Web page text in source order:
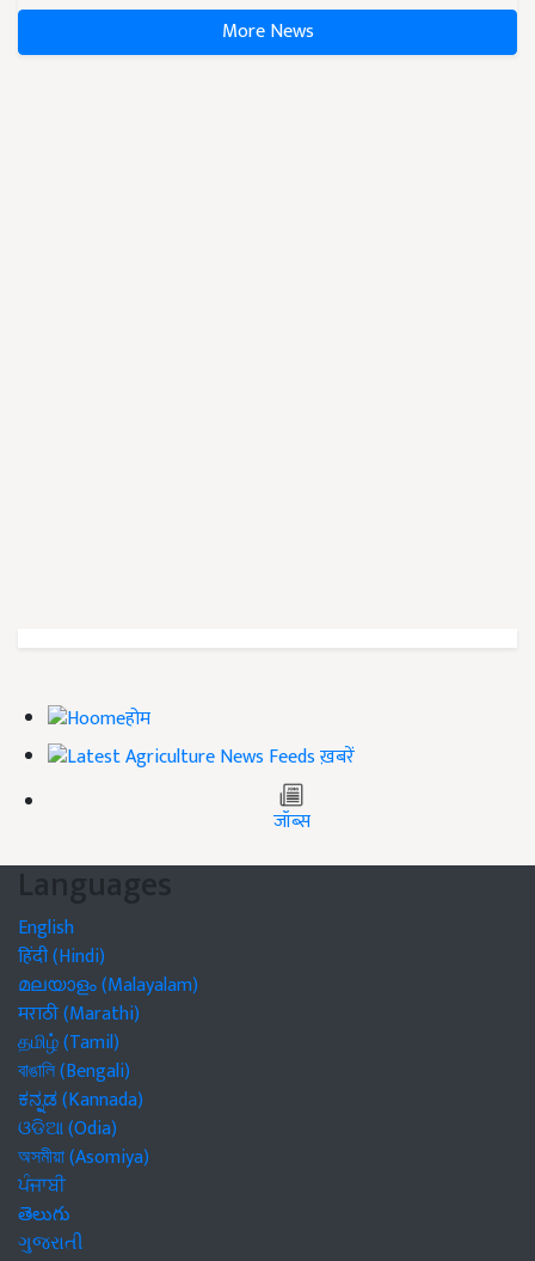
More News
होम
ख़बरें
जॉब्स
Languages
English
हिंदी (Hindi)
മലയാളം (Malayalam)
मराठी (Marathi)
தமிழ் (Tamil)
বাঙালি (Bengali)
ಕನ್ನಡ (Kannada)
ଓଡିଆ (Odia)
অসমীয়া (Asomiya)
ਪੰਜਾਬੀ
తెలుగు
ગુજરાતી